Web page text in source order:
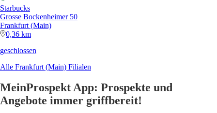
Starbucks
Grosse Bockenheimer 50
Frankfurt (Main)
0,36 km
geschlossen
Alle Frankfurt (Main) Filialen
MeinProspekt App: Prospekte und
Angebote immer griffbereit!